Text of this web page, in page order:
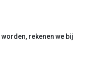
rekenen we bij